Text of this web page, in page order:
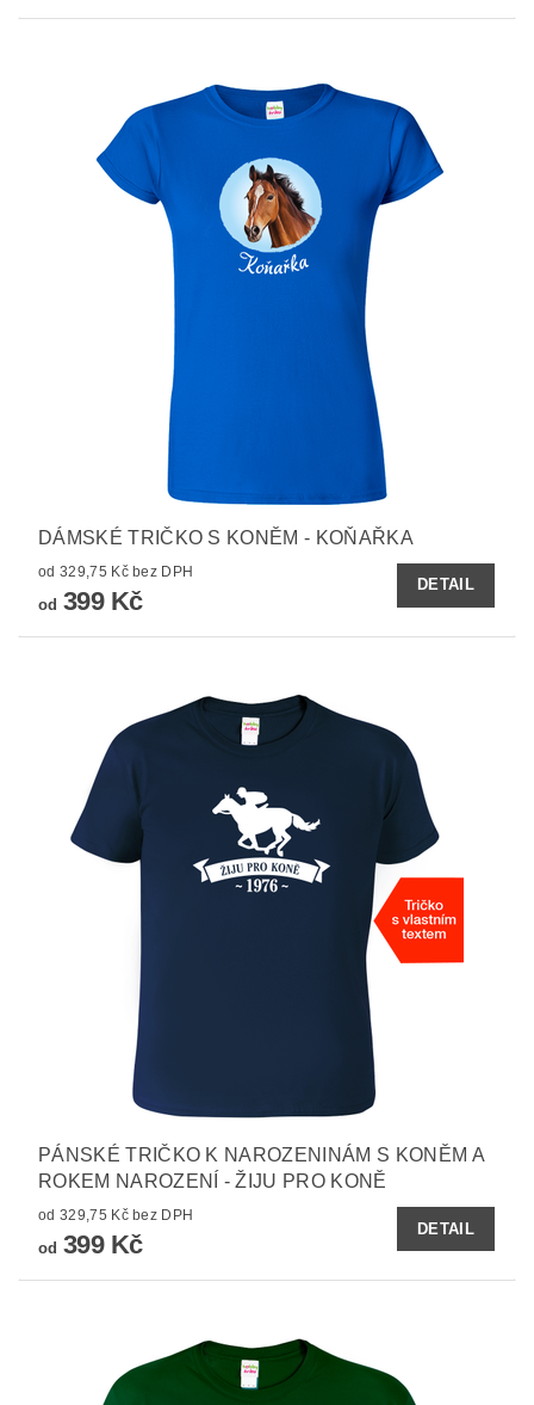
DÁMSKÉ TRIČKO S KONĚM - KOŇAŘKA
od 329,75 Kč bez DPH
od 399 Kč
DETAIL
PÁNSKÉ TRIČKO K NAROZENINÁM S KONĚM A
ROKEM NAROZENÍ - ŽIJU PRO KONĚ
od 329,75 Kč bez DPH
od 399 Kč
DETAIL